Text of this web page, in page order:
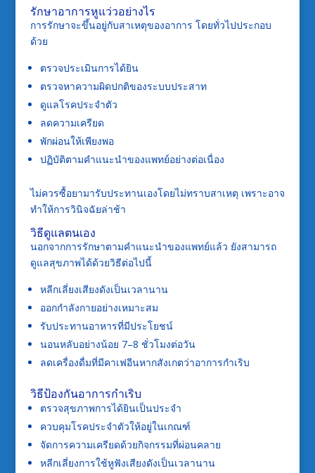
รักษาอาการหูแว่วอย่างไร
การรักษาจะขึ้นอยู่กับสาเหตุของอาการ โดยทั่วไปประกอบ
ด้วย
ตรวจประเมินการได้ยิน
ตรวจหาความผิดปกติของระบบประสาท
ดูแลโรคประจำตัว
ลดความเครียด
พักผ่อนให้เพียงพอ
ปฏิบัติตามคำแนะนำของแพทย์อย่างต่อเนื่อง
ไม่ควรซื้อยามารับประทานเองโดยไม่ทราบสาเหตุ เพราะอาจ
ทำให้การวินิจฉัยล่าช้า
วิธีดูแลตนเอง
นอกจากการรักษาตามคำแนะนำของแพทย์แล้ว ยังสามารถ
ดูแลสุขภาพได้ด้วยวิธีต่อไปนี้
หลีกเลี่ยงเสียงดังเป็นเวลานาน
ออกกำลังกายอย่างเหมาะสม
รับประทานอาหารที่มีประโยชน์
นอนหลับอย่างน้อย 7–8 ชั่วโมงต่อวัน
ลดเครื่องดื่มที่มีคาเฟอีนหากสังเกตว่าอาการกำเริบ
วิธีป้องกันอาการกำเริบ
ตรวจสุขภาพการได้ยินเป็นประจำ
ควบคุมโรคประจำตัวให้อยู่ในเกณฑ์
จัดการความเครียดด้วยกิจกรรมที่ผ่อนคลาย
หลีกเลี่ยงการใช้หูฟังเสียงดังเป็นเวลานาน